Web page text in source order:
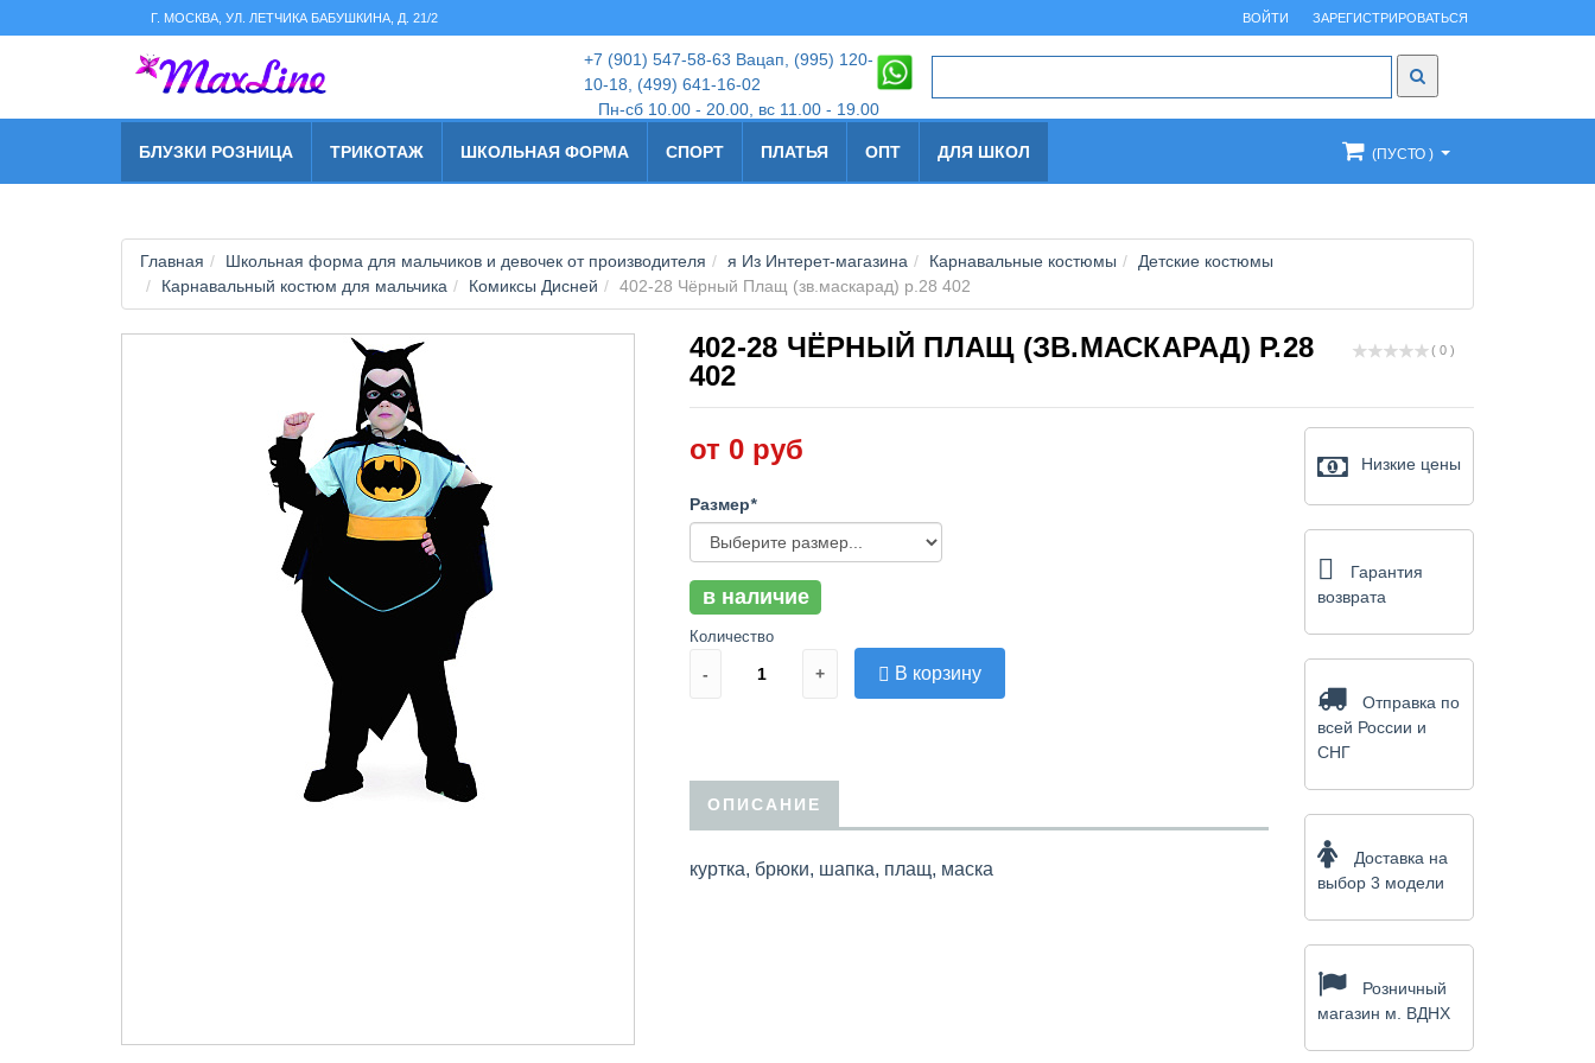
Г. МОСКВА, УЛ. ЛЕТЧИКА БАБУШКИНА, Д. 21/2 ВОЙТИ ЗАРЕГИСТРИРОВАТЬСЯ
+7 (901) 547-58-63 Вацап, (995) 120-
10-18
(499) 641-16-02
Пн-сб 10.00 - 20.00, вс 11.00 - 19.00
БЛУЗКИ РОЗНИЦА ТРИКОТАЖ ШКОЛЬНАЯ ФОРМА СПОРТ ПЛАТЬЯ ОПТ ДЛЯ ШКОЛ (ПУСТО )
Главная Школьная форма для мальчиков и девочек от производителя я Из Интерет-магазина Карнавальные костюмы
Детские костюмы
Карнавальный костюм для мальчика
Комиксы Дисней 402-28 Чёрный Плащ (зв.маскарад) р.28 402
( 0 )
402-28 ЧЁРНЫЙ ПЛАЩ (ЗВ.МАСКАРАД) Р.28
402
от 0 руб
Размер*
в наличие
Количество
- + В корзину
ОПИСАНИЕ
куртка, брюки, шапка, плащ, маска
Низкие цены
Гарантия
возврата
Отправка по
всей России и
СНГ
Доставка на
выбор 3 модели
Розничный
магазин м. ВДНХ